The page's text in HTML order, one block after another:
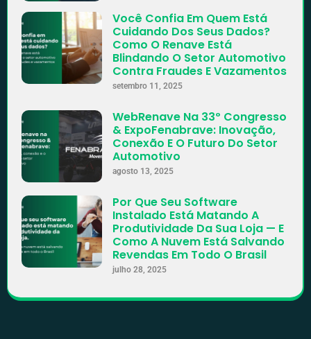
Você Confia Em Quem Está
Cuidando Dos Seus Dados?
Como O Renave Está
Blindando O Setor Automotivo
Contra Fraudes E Vazamentos
setembro 11, 2025
WebRenave Na 33º Congresso
& ExpoFenabrave: Inovação,
Conexão E O Futuro Do Setor
Automotivo
agosto 13, 2025
Por Que Seu Software
Instalado Está Matando A
Produtividade Da Sua Loja — E
Como A Nuvem Está Salvando
Revendas Em Todo O Brasil
julho 28, 2025